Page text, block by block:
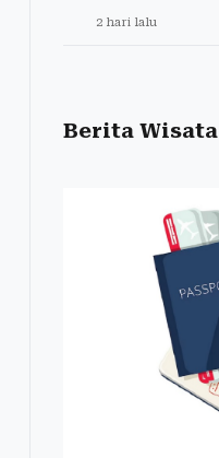
2 hari lalu
Berita Wisata